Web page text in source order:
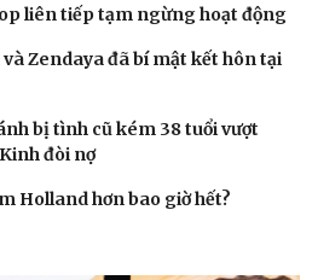
liên tiếp tạm ngừng hoạt động
Zendaya đã bí mật kết hôn tại
bị tình cũ kém 38 tuổi vượt
đòi nợ
Holland hơn bao giờ hết?